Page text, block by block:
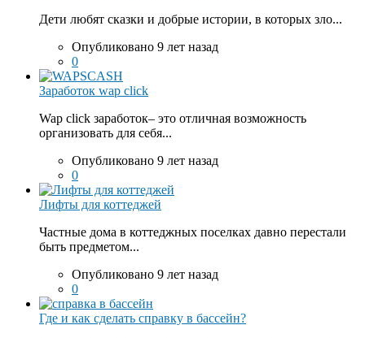
Дети любят сказки и добрые истории, в которых зло...
Опубликовано 9 лет назад
0
Заработок wap click
Wap click заработок– это отличная возможность
организовать для себя...
Опубликовано 9 лет назад
0
Лифты для коттеджей
Частные дома в коттеджных поселках давно перестали
быть предметом...
Опубликовано 9 лет назад
0
Где и как сделать справку в бассейн?